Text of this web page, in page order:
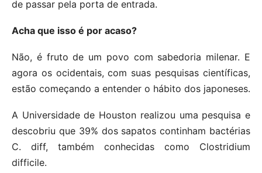
de passar pela porta de entrada.
Acha que isso é por acaso?
Não, é fruto de um povo com sabedoria milenar. E
agora os ocidentais, com suas pesquisas científicas,
estão começando a entender o hábito dos japoneses.
A Universidade de Houston realizou uma pesquisa e
descobriu que 39% dos sapatos continham bactérias
C. diff, também conhecidas como Clostridium
difficile.